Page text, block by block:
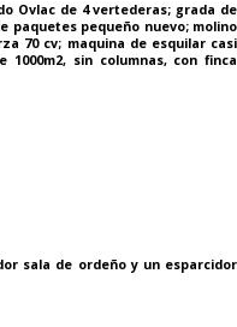
Ovlac de 4 vertederas; grada de
paquetes pequeño nuevo; molino
70 cv; maquina de esquilar casi
sin columnas, con finca
sala de ordeño y un esparcidor